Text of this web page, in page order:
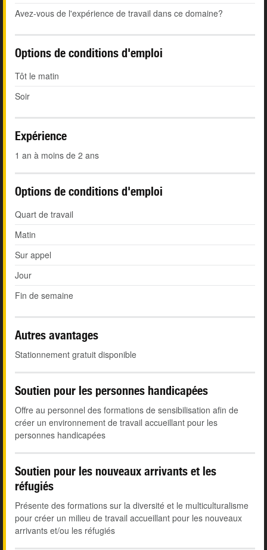
Avez-vous de l'expérience de travail dans ce domaine?
Options de conditions d'emploi
Tôt le matin
Soir
Expérience
1 an à moins de 2 ans
Options de conditions d'emploi
Quart de travail
Matin
Sur appel
Jour
Fin de semaine
Autres avantages
Stationnement gratuit disponible
Soutien pour les personnes handicapées
Offre au personnel des formations de sensibilisation afin de
créer un environnement de travail accueillant pour les
personnes handicapées
Soutien pour les nouveaux arrivants et les
réfugiés
Présente des formations sur la diversité et le multiculturalisme
pour créer un milieu de travail accueillant pour les nouveaux
arrivants et/ou les réfugiés